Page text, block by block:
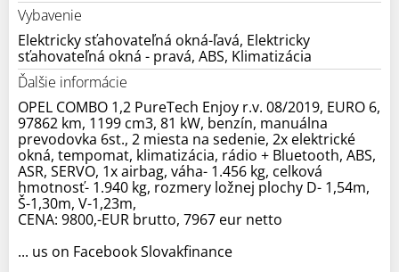
Vybavenie
Elektricky sťahovateľná okná-ľavá, Elektricky
sťahovateľná okná - pravá, ABS, Klimatizácia
Ďalšie informácie
OPEL COMBO 1,2 PureTech Enjoy r.v. 08/2019, EURO 6,
97862 km, 1199 cm3, 81 kW, benzín, manuálna
prevodovka 6st., 2 miesta na sedenie, 2x elektrické
okná, tempomat, klimatizácia, rádio + Bluetooth, ABS,
ASR, SERVO, 1x airbag, váha- 1.456 kg, celková
hmotnosť- 1.940 kg, rozmery ložnej plochy D- 1,54m,
Š-1,30m, V-1,23m,
CENA: 9800,-EUR brutto, 7967 eur netto
... us on Facebook Slovakfinance